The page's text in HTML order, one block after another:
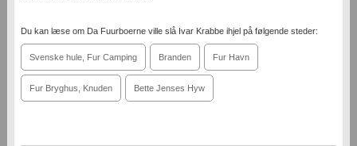
Du kan læse om Da Fuurboerne ville slå Ivar Krabbe ihjel på følgende steder:
Svenske hule, Fur Camping Branden Fur Havn
Fur Bryghus, Knuden Bette Jenses Hyw